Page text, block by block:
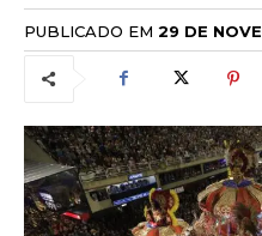
PUBLICADO EM 29 DE